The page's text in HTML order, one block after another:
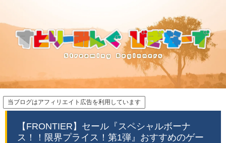
当ブログはアフィリエイト広告を利用しています
【FRONTIER】セール『スペシャルボーナ
ス！！限界プライス！第1弾』おすすめのゲー